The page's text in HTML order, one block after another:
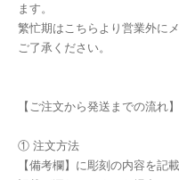
ます。
繁忙期はこちらより営業外に
ご了承ください。
【ご注文から発送までの流れ】
① 注文方法
【備考欄】に彫刻の内容を記